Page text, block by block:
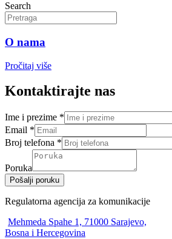
Search
O nama
Pročitaj više
Kontaktirajte nas
Ime i prezime *
Email *
Broj telefona *
Poruka
Pošalji poruku
Regulatorna agencija za komunikacije
Mehmeda Spahe 1, 71000 Sarajevo,
Bosna i Hercegovina